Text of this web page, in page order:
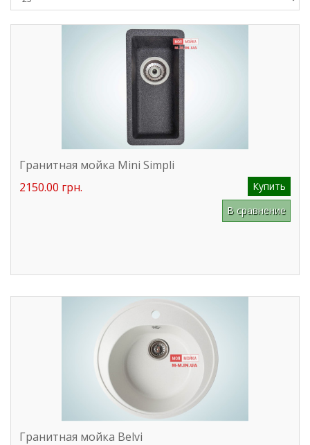
Гранитная мойка Mini Simpli
2150.00 грн.
Купить
В сравнение
Гранитная мойка Belvi